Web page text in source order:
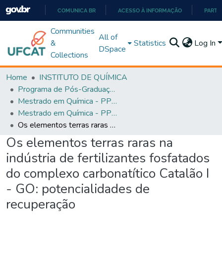
PARA
O
COMUNICA BR ACESSO À INFORMAÇÃO
Communities
&
Collections
All of
DSpace
Statistics Log In
Home
INSTITUTO DE QUÍMICA
Programa de Pós-Graduação em Química - PPGQ
Mestrado em Química - PPGQ
Mestrado em Química - PPGQ
Os elementos terras raras na indústria de fertilizantes fosfatados do complexo carbonatítico Catalão I - GO: potencialidades de recuperação
Os elementos terras raras na
indústria de fertilizantes fosfatados
do complexo carbonatítico Catalão I
- GO: potencialidades de
recuperação